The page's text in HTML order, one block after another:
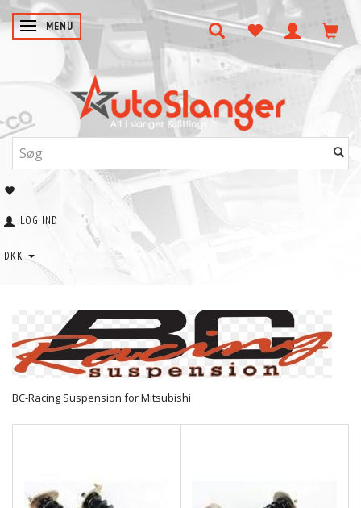
SKIFTE NAVIGATION
MENU
LOG IND
DKK
BC-Racing Suspension for Mitsubishi